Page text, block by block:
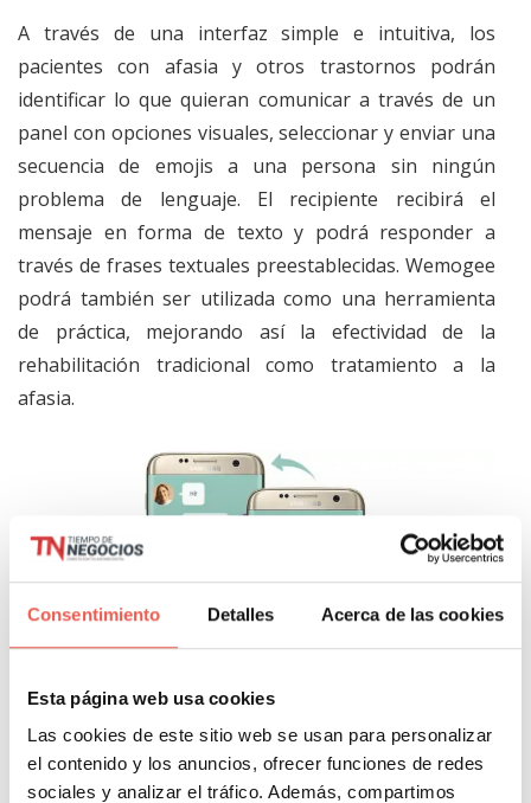
Consentimiento Detalles Acerca de las cookies
Esta página web usa cookies
Las cookies de este sitio web se usan para personalizar
el contenido y los anuncios, ofrecer funciones de redes
sociales y analizar el tráfico. Además, compartimos
A través de una interfaz simple e intuitiva, los
pacientes con afasia y otros trastornos podrán
identificar lo que quieran comunicar a través de un
panel con opciones visuales, seleccionar y enviar una
secuencia de emojis a una persona sin ningún
problema de lenguaje. El recipiente recibirá el
mensaje en forma de texto y podrá responder a
través de frases textuales preestablecidas. Wemogee
podrá también ser utilizada como una herramienta
de práctica, mejorando así la efectividad de la
rehabilitación tradicional como tratamiento a la
afasia.